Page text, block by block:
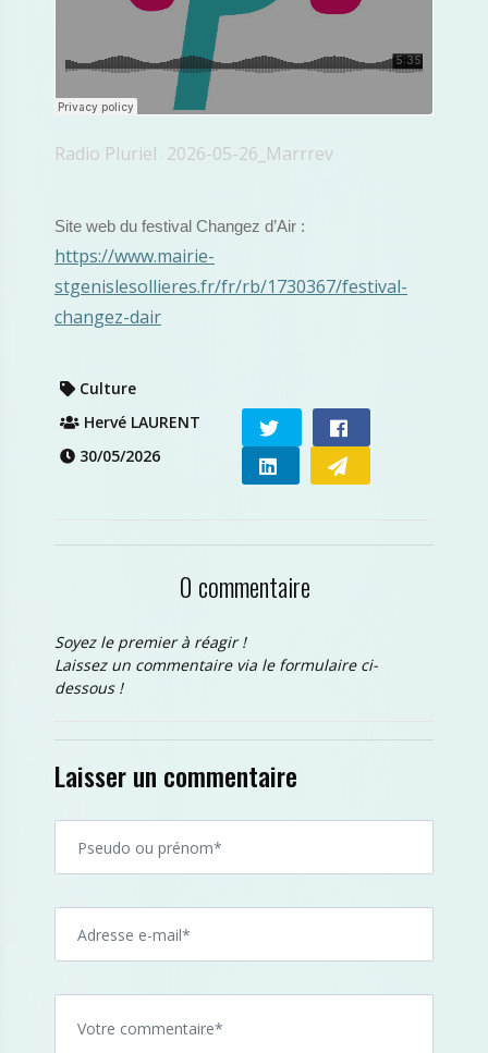
Radio Pluriel · 2026-05-26_Marrrev
Site web du festival Changez d’Air :
https://www.mairie-
stgenislesollieres.fr/fr/rb/1730367/festival-
changez-dair
Culture
Hervé LAURENT
30/05/2026
0 commentaire
Soyez le premier à réagir !
Laissez un commentaire via le formulaire ci-
dessous !
Laisser un commentaire